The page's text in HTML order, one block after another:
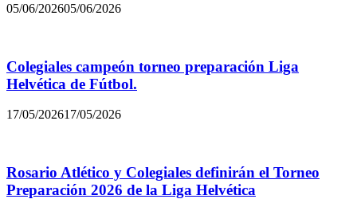
05/06/202605/06/2026
Colegiales campeón torneo preparación Liga
Helvética de Fútbol.
17/05/202617/05/2026
Rosario Atlético y Colegiales definirán el Torneo
Preparación 2026 de la Liga Helvética